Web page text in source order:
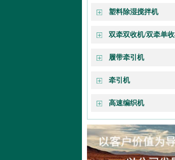
塑料除湿搅拌机
双牵双收机/双牵单
履带牵引机
牵引机
高速编织机